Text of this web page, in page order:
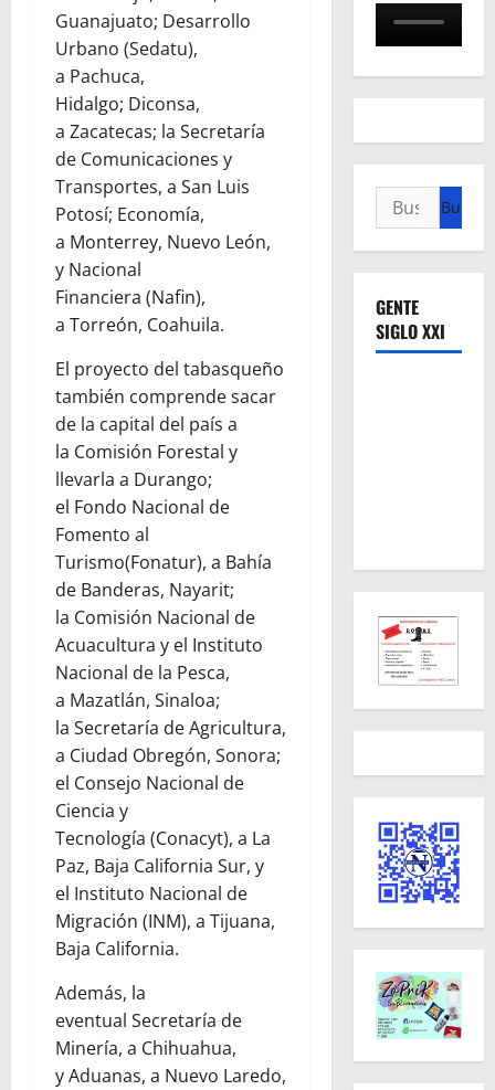
Guanajuato; Desarrollo
Urbano (Sedatu),
a Pachuca,
Hidalgo; Diconsa,
a Zacatecas; la Secretaría
de Comunicaciones y
Transportes, a San Luis
Potosí; Economía,
a Monterrey, Nuevo León,
y Nacional
Financiera (Nafin),
a Torreón, Coahuila.
El proyecto del tabasqueño
también comprende sacar
de la capital del país a
la Comisión Forestal y
llevarla a Durango;
el Fondo Nacional de
Fomento al
Turismo(Fonatur), a Bahía
de Banderas, Nayarit;
la Comisión Nacional de
Acuacultura y el Instituto
Nacional de la Pesca,
a Mazatlán, Sinaloa;
la Secretaría de Agricultura,
a Ciudad Obregón, Sonora;
el Consejo Nacional de
Ciencia y
Tecnología (Conacyt), a La
Paz, Baja California Sur, y
el Instituto Nacional de
Migración (INM), a Tijuana,
Baja California.
Además, la
eventual Secretaría de
Minería, a Chihuahua,
y Aduanas, a Nuevo Laredo,
Buscar:
GENTE
SIGLO XXI